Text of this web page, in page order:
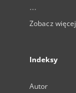
...
Zobacz więcej
Indeksy
Autor